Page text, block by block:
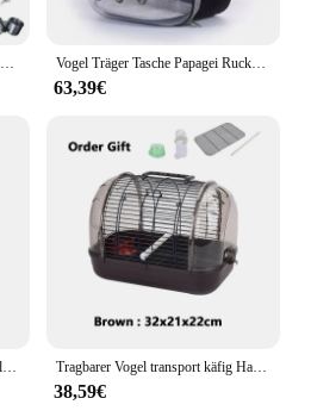
Tragbarer Vogel träger Vogelkäfig mit Prech Feeder und Tablett für Sittich Nymphen sittich Papagei Hase Reise Acryl Haustier Rucksack Tasche Vogel Träger Tasche Papagei Rucksack mit Prech und Feeder Tassen für Sittich Nymphensittich Bunny Reise Acryl Tragbare Haustier Vogel Käfig
63,39€
Runde Vogel Käfig Mit Feeder Volle Set Kunststoff Vogel Haus Käfig Vogel Träger Für Kleine Vögel Alle-Runde Belüftung kann Abgenommen Werden Tragbarer Vogel transport käfig Haustier Papageien käfig mit Feeder transparent abnehmbare kleine Papageien träger Käfig Vogel Outdoor-Lieferungen
38,59€